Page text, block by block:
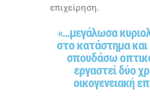
επιχείρηση.
«...μεγάλωσα
στο κατάστημα
σπουδάσω
εργαστεί δύο
οικογενειακή